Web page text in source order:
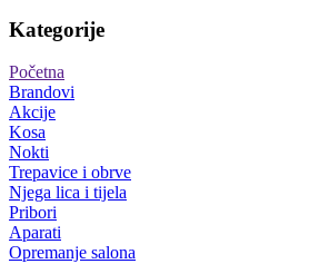
Kategorije
Početna
Brandovi
Akcije
Kosa
Nokti
Trepavice i obrve
Njega lica i tijela
Pribori
Aparati
Opremanje salona